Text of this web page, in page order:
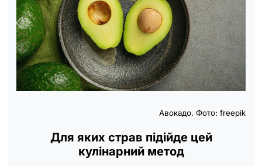
Авокадо. Фото: freepik
Для яких страв підійде цей
кулінарний метод